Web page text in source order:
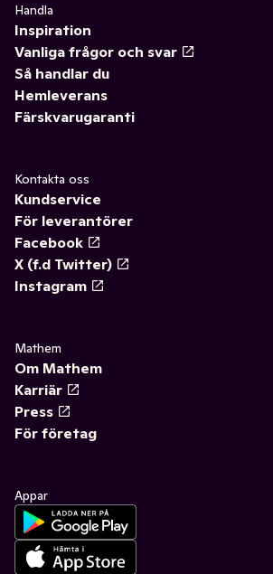
Handla
Inspiration
Vanliga frågor och svar
Så handlar du
Hemleverans
Färskvarugaranti
Kontakta oss
Kundservice
För leverantörer
Facebook
X (f.d Twitter)
Instagram
Mathem
Om Mathem
Karriär
Press
För företag
Appar